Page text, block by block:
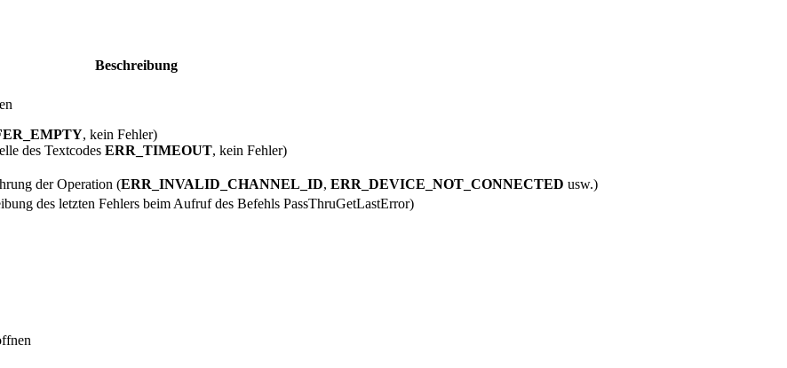
Beschreibung
, kein Fehler)
des Textcodes ERR_TIMEOUT, kein Fehler)
der Operation (ERR_INVALID_CHANNEL_ID, ERR_DEVICE_NOT_CONNECTED usw.)
des letzten Fehlers beim Aufruf des Befehls PassThruGetLastError)